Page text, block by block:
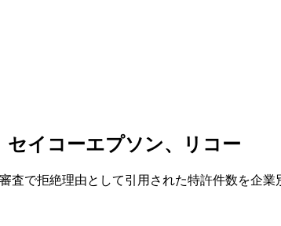
イコーエプソン、リコー
査で拒絶理由として引用された特許件数を企